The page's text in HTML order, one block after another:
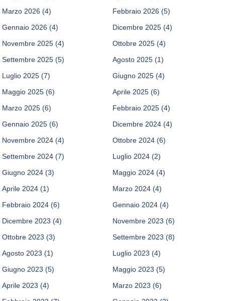
Marzo 2026 (4) Febbraio 2026 (5)
Gennaio 2026 (4) Dicembre 2025 (4)
Novembre 2025 (4) Ottobre 2025 (4)
Settembre 2025 (5) Agosto 2025 (1)
Luglio 2025 (7) Giugno 2025 (4)
Maggio 2025 (6) Aprile 2025 (6)
Marzo 2025 (6) Febbraio 2025 (4)
Gennaio 2025 (6) Dicembre 2024 (4)
Novembre 2024 (4) Ottobre 2024 (6)
Settembre 2024 (7) Luglio 2024 (2)
Giugno 2024 (3) Maggio 2024 (4)
Aprile 2024 (1) Marzo 2024 (4)
Febbraio 2024 (6) Gennaio 2024 (4)
Dicembre 2023 (4) Novembre 2023 (6)
Ottobre 2023 (3) Settembre 2023 (8)
Agosto 2023 (1) Luglio 2023 (4)
Giugno 2023 (5) Maggio 2023 (5)
Aprile 2023 (4) Marzo 2023 (6)